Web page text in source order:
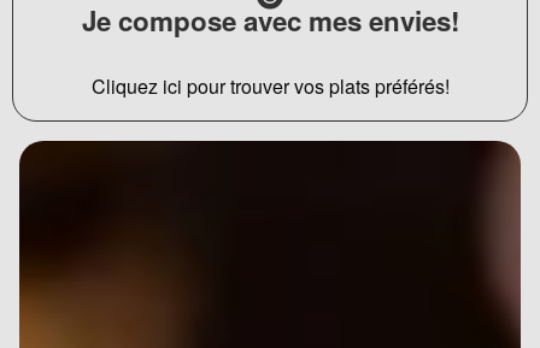
Je compose avec mes envies!
Cliquez ici pour trouver vos plats préférés!